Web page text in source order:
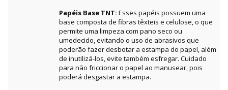
Papéis Base TNT: Esses papéis possuem uma
base composta de fibras têxteis e celulose, o que
permite uma limpeza com pano seco ou
umedecido, evitando o uso de abrasivos que
poderão fazer desbotar a estampa do papel, além
de inutilizá-los, evite também esfregar. Cuidado
para não friccionar o papel ao manusear, pois
poderá desgastar a estampa.